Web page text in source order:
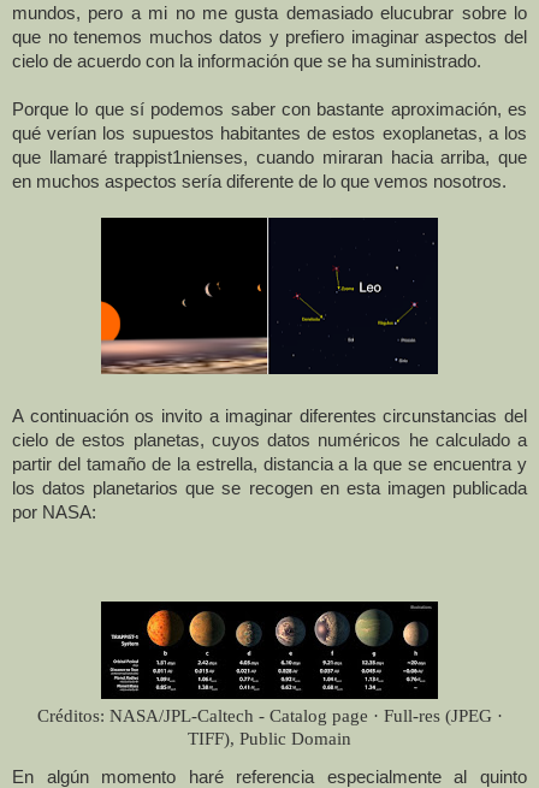
mundos, pero a mi no me gusta demasiado elucubrar sobre lo
que no tenemos muchos datos y prefiero imaginar aspectos del
cielo de acuerdo con la información que se ha suministrado.
Porque lo que sí podemos saber con bastante aproximación, es
qué verían los supuestos habitantes de estos exoplanetas, a los
que llamaré trappist1nienses, cuando miraran hacia arriba, que
en muchos aspectos sería diferente de lo que vemos nosotros.
A continuación os invito a imaginar diferentes circunstancias del
cielo de estos planetas, cuyos datos numéricos he calculado a
partir del tamaño de la estrella, distancia a la que se encuentra y
los datos planetarios que se recogen en esta imagen publicada
por NASA:
Créditos: NASA/JPL-Caltech - Catalog page · Full-res (JPEG ·
TIFF), Public Domain
En algún momento haré referencia especialmente al quinto